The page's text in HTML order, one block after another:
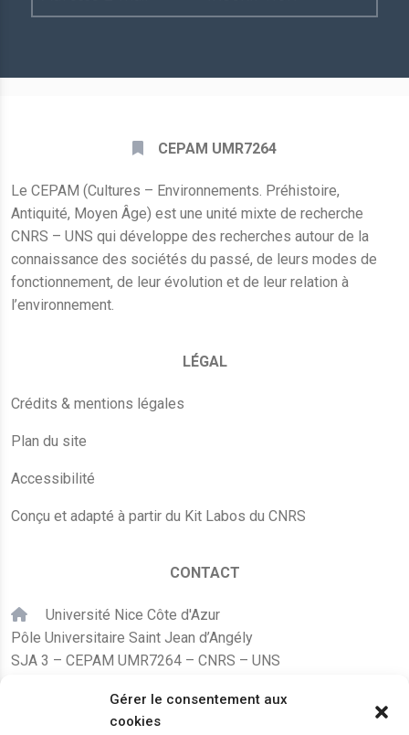
Gérer le consentement aux
cookies
E-
CEPAM UMR7264
Le CEPAM (Cultures – Environnements. Préhistoire,
Antiquité, Moyen Âge) est une unité mixte de recherche
CNRS – UNS qui développe des recherches autour de la
connaissance des sociétés du passé, de leurs modes de
fonctionnement, de leur évolution et de leur relation à
l’environnement.
LÉGAL
Crédits & mentions légales
Plan du site
Accessibilité
Conçu et adapté à partir du Kit Labos du CNRS
CONTACT
Université Nice Côte d'Azur
Pôle Universitaire Saint Jean d’Angély
SJA 3 – CEPAM UMR7264 – CNRS – UNS